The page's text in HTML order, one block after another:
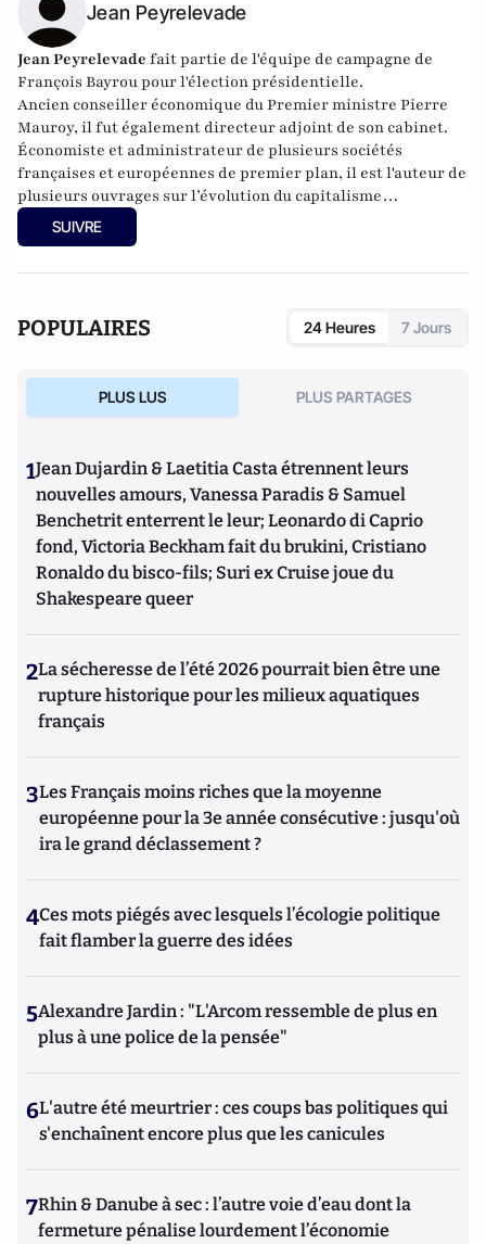
Jean Peyrelevade
Jean Peyrelevade fait partie de l'équipe de campagne de
François Bayrou pour l'élection présidentielle.
Ancien conseiller économique du Premier ministre Pierre
Mauroy, il fut également directeur adjoint de son cabinet.
Économiste et administrateur de plusieurs sociétés
françaises et européennes de premier plan, il est l'auteur de
plusieurs ouvrages sur l’évolution du capitalisme
contemporain.
SUIVRE
POPULAIRES 24 Heures 7 Jours
PLUS LUS PLUS PARTAGES
1Jean Dujardin & Laetitia Casta étrennent leurs
nouvelles amours, Vanessa Paradis & Samuel
Benchetrit enterrent le leur; Leonardo di Caprio
fond, Victoria Beckham fait du brukini, Cristiano
Ronaldo du bisco-fils; Suri ex Cruise joue du
Shakespeare queer
2La sécheresse de l’été 2026 pourrait bien être une
rupture historique pour les milieux aquatiques
français
3Les Français moins riches que la moyenne
européenne pour la 3e année consécutive : jusqu'où
ira le grand déclassement ?
4Ces mots piégés avec lesquels l’écologie politique
fait flamber la guerre des idées
5Alexandre Jardin : "L'Arcom ressemble de plus en
plus à une police de la pensée"
6L'autre été meurtrier : ces coups bas politiques qui
s'enchaînent encore plus que les canicules
7Rhin & Danube à sec : l’autre voie d’eau dont la
fermeture pénalise lourdement l’économie